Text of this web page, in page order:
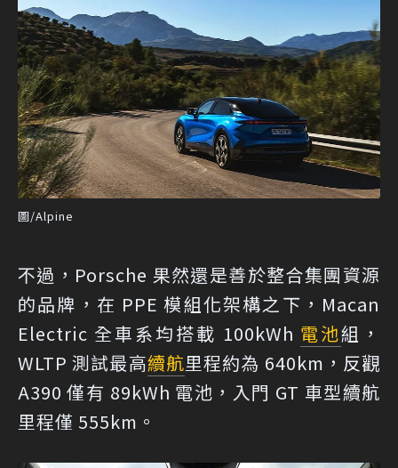
圖/Alpine
不過，Porsche 果然還是善於整合集團資源
的品牌，在 PPE 模組化架構之下，Macan
Electric 全車系均搭載 100kWh 電池組，
WLTP 測試最高續航里程約為 640km，反觀
A390 僅有 89kWh 電池，入門 GT 車型續航
里程僅 555km。